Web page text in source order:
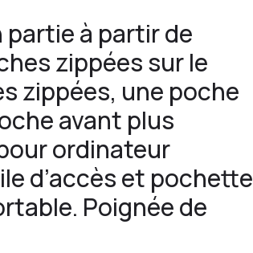
partie à partir de
zippées sur le
zippées, une poche
avant plus
ordinateur
d’accès et pochette
Poignée de